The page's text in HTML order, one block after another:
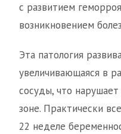
с развитием
возникновением
Эта патология
увеличивающаяся в
сосуды, что
зоне. Практически
22 неделе